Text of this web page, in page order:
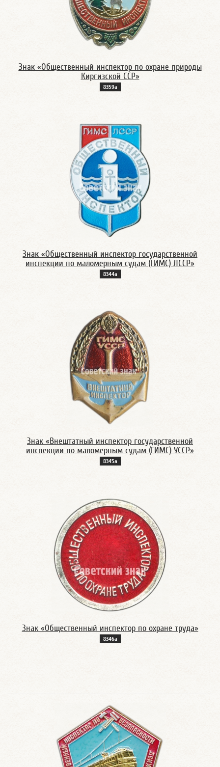
Знак «Общественный инспектор по охране природы
Киргизской ССР»
8359а
Знак «Общественный инспектор государственной
инспекции по маломерным судам (ГИМС) ЛССР»
8344а
Знак «Внештатный инспектор государственной
инспекции по маломерным судам (ГИМС) УССР»
8345а
Знак «Общественный инспектор по охране труда»
8346а